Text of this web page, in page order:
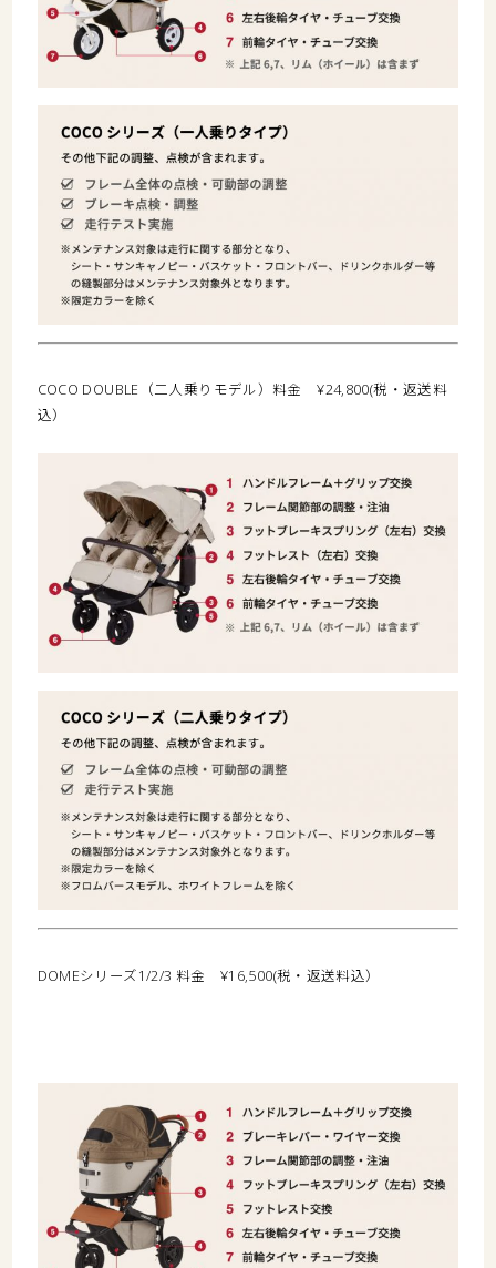
COCO DOUBLE（二人乗りモデル）料金 ¥24,800(税・返送料
込）
DOMEシリーズ1/2/3 料金 ¥16,500(税・返送料込）